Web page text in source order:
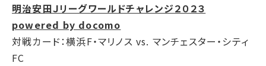
明治安田Ｊリーグワールドチャレンジ２０２３
powered by docomo
対戦カード：横浜F・マリノス vs. マンチェスター・シティ
FC